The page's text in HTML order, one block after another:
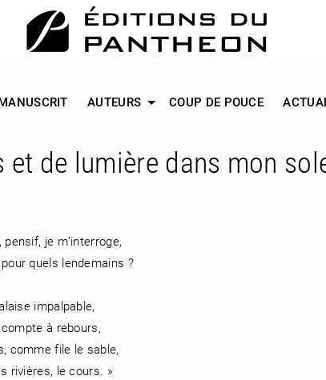
AUTEURS COUP DE POUCE
et de lumière dans mon
je m’interroge,
quels lendemains ?
impalpable,
à rebours,
comme file le sable,
rivières, le cours. »